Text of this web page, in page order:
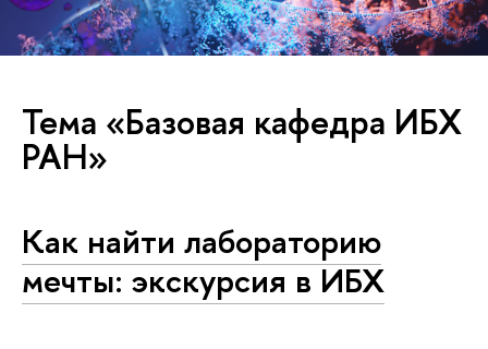
Тема «Базовая кафедра ИБХ
РАН»
Как найти лабораторию
мечты: экскурсия в ИБХ